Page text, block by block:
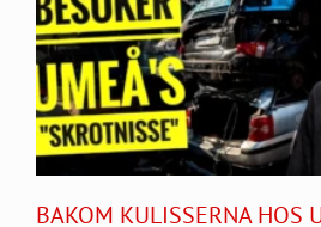
BAKOM KULISSERNA HOS